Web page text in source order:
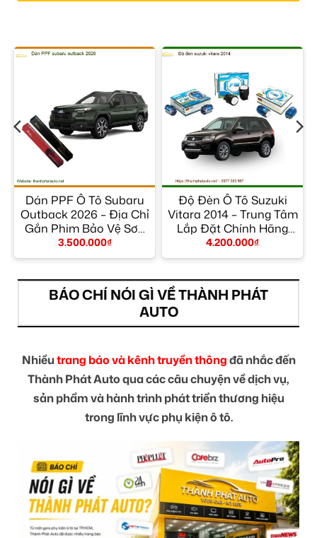
Dán PPF Ô Tô Subaru
Outback 2026 – Địa Chỉ
Gắn Phim Bảo Vệ Sơn
Uy Tín TPHCM
3.500.000₫
Độ Đèn Ô Tô Suzuki
Vitara 2014 – Trung Tâm
Lắp Đặt Chính Hãng
TPHCM
4.200.000₫
BÁO CHÍ NÓI GÌ VỀ THÀNH PHÁT
AUTO
Nhiềutrang báo và kênh truyền thôngđã nhắc đến
Thành Phát Auto qua các câu chuyện về dịch vụ,
sản phẩm và hành trình phát triển thương hiệu
trong lĩnh vực phụ kiện ô tô.